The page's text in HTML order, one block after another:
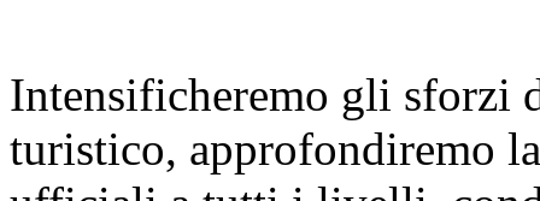
Intensificheremo gli sforzi
turistico, approfondiremo